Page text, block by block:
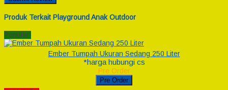
Produk Terkait Playground Anak Outdoor
Popular!
Ember Tumpah Ukuran Sedang 250 Liter
*harga hubungi cs
Pre Order
Pre Order